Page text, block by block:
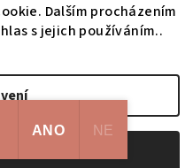
Dalším procházením
s jejich používáním..
práva vyhrazena.Upravit
ANO NE